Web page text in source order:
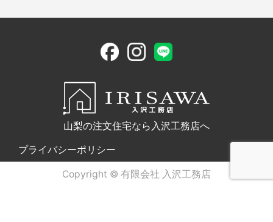
山梨の注文住宅なら入沢工務店へ
プライバシーポリシー
Copyright © 有限会社 入沢工務店